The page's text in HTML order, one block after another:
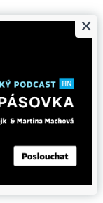
14
amerických
×